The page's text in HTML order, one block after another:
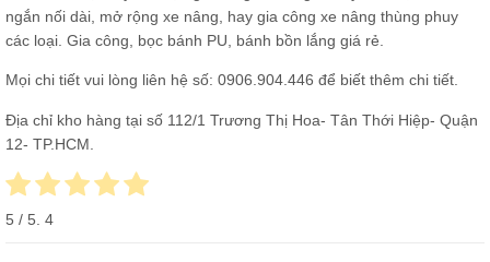
ngắn nối dài, mở rộng xe nâng, hay gia công xe nâng thùng phuy
các loại. Gia công, bọc bánh PU, bánh bồn lắng giá rẻ.
Mọi chi tiết vui lòng liên hệ số: 0906.904.446 để biết thêm chi tiết.
Địa chỉ kho hàng tại số 112/1 Trương Thị Hoa- Tân Thới Hiệp- Quận
12- TP.HCM.
5 / 5. 4